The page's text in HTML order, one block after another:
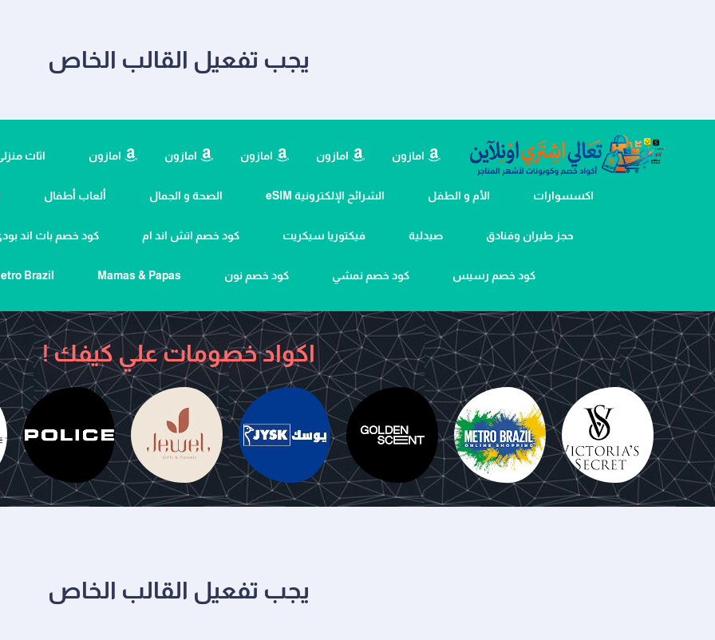
يجب تفعيل القالب الخاص
امازون امازون امازون امازون امازون اثاث
اكسسوارات الأم و الطفل الشرائح الإلكترونية eSIM الصحة و الجمال ألعاب أطفال
حجز طيران وفنادق صيدلية فيكتوريا سيكريت كود خصم اتش اند ام كود خصم باث اند
كود خصم رسيس كود خصم نمشي كود خصم نون Mamas & Papas
Brazil
اكواد خصومات علي كيفك !
يجب تفعيل القالب الخاص